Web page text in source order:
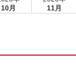
10月
11月